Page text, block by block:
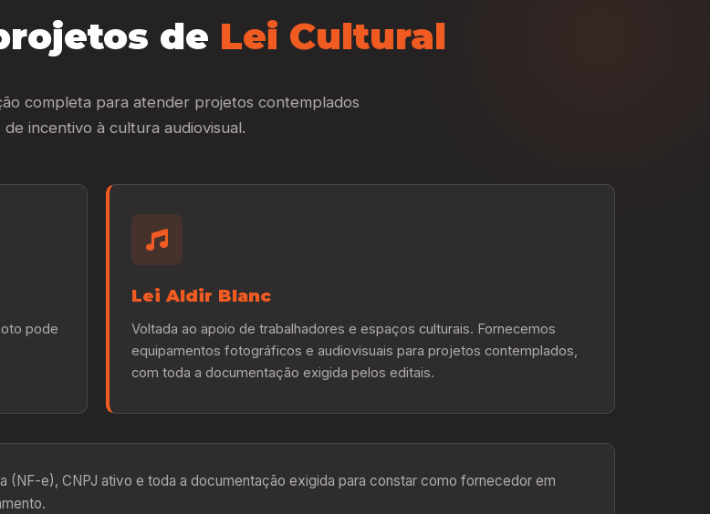
de Lei Cultural
completa para atender projetos contemplados
de incentivo à cultura audiovisual.
pode
Lei Aldir Blanc
Voltada ao apoio de trabalhadores e espaços culturais. Fornecemos
equipamentos fotográficos e audiovisuais para projetos contemplados,
com toda a documentação exigida pelos editais.
(NF-e), CNPJ ativo e toda a documentação exigida para constar como fornecedor em